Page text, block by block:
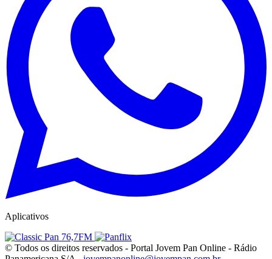
Aplicativos
© Todos os direitos reservados - Portal Jovem Pan Online - Rádio